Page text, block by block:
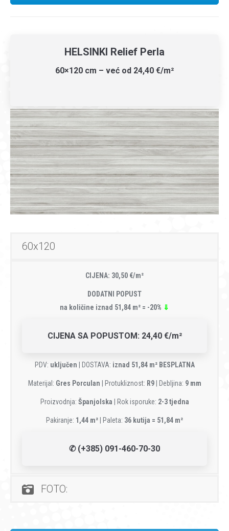
HELSINKI Relief Perla
60×120 cm – već od 24,40 €/m²
60x120
CIJENA: 30,50 €/m²
DODATNI POPUST
na količine iznad 51,84 m² = -20% ⇓
CIJENA SA POPUSTOM: 24,40 €/m²
PDV: uključen | DOSTAVA: iznad 51,84 m² BESPLATNA
Materijal: Gres Porculan | Protukliznost: R9 | Debljina: 9 mm
Proizvodnja: Španjolska | Rok isporuke: 2-3 tjedna
Pakiranje: 1,44 m² | Paleta: 36 kutija = 51,84 m²
✆ (+385) 091-460-70-30
FOTO: